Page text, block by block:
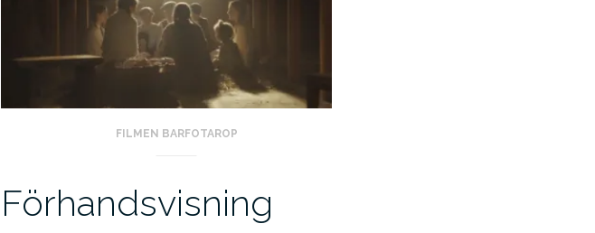
FILMEN BARFOTAROP
Förhandsvisning